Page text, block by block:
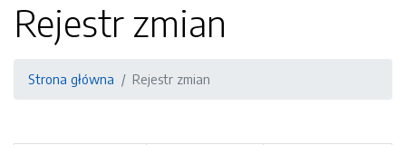
Rejestr zmian
Strona główna Rejestr zmian